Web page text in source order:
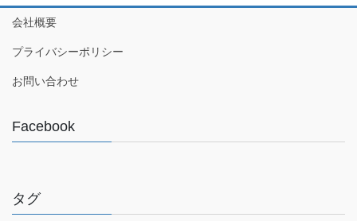
イ
ブ
会社概要
プライバシーポリシー
お問い合わせ
Facebook
タグ